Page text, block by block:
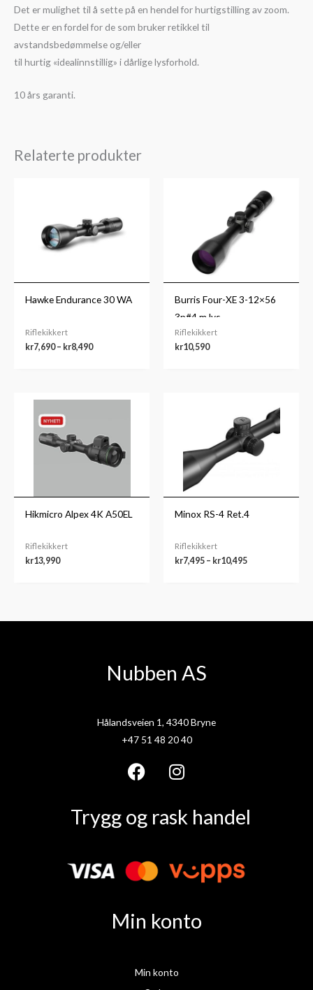
Det er mulighet til å sette på en hendel for hurtigstilling av zoom.
Dette er en fordel for de som bruker retikkel til
avstandsbedømmelse og/eller
til hurtig «idealinnstillig» i dårlige lysforhold.
10 års garanti.
Relaterte produkter
Hawke Endurance 30 WA
Riflekikkert
kr7,690– kr8,490
kr8,490
Burris Four-XE 3-12×56
3p#4 m.lys
Riflekikkert
kr10,590
Hikmicro Alpex 4K A50EL
Riflekikkert
kr13,990
Minox RS-4 Ret.4
Riflekikkert
kr7,495 – kr10,495
kr7,495
til
kr10,495
Nubben AS
Hålandsveien 1, 4340 Bryne
+47 51 48 20 40
F
c
b
o
I
s
g
m
Trygg og rask handel
Min konto
Min konto